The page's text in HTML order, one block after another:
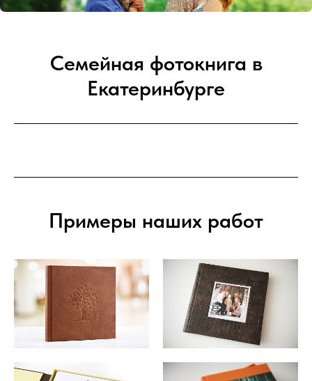
Семейная фотокнига в
Екатеринбурге
Примеры наших работ